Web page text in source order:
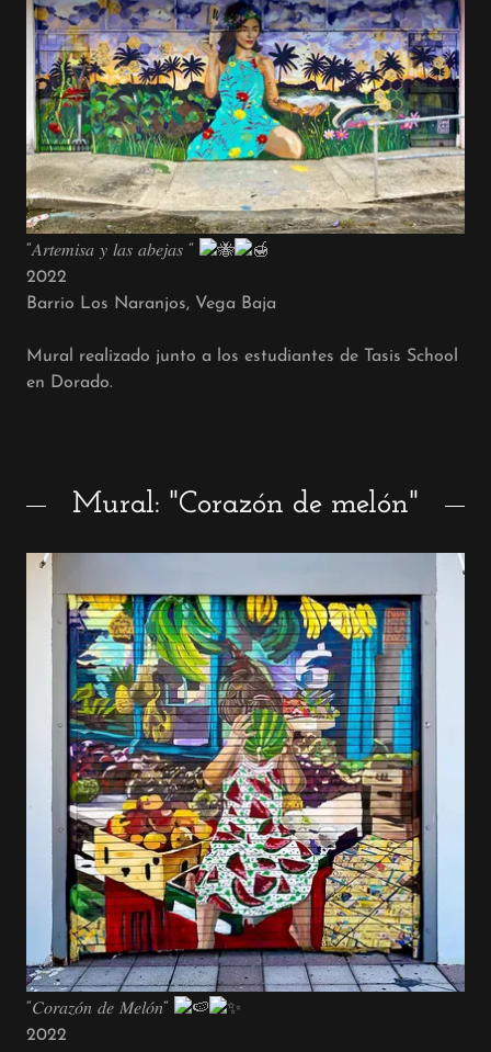
“𝐴𝑟𝑡𝑒𝑚𝑖𝑠𝑎 𝑦 𝑙𝑎𝑠 𝑎𝑏𝑒𝑗𝑎𝑠 “
2022
Barrio Los Naranjos, Vega Baja
Mural realizado junto a los estudiantes de Tasis School
en Dorado.
Mural: "Corazón de melón"
“𝐶𝑜𝑟𝑎𝑧𝑜́𝑛 𝑑𝑒 𝑀𝑒𝑙𝑜́𝑛“
2022